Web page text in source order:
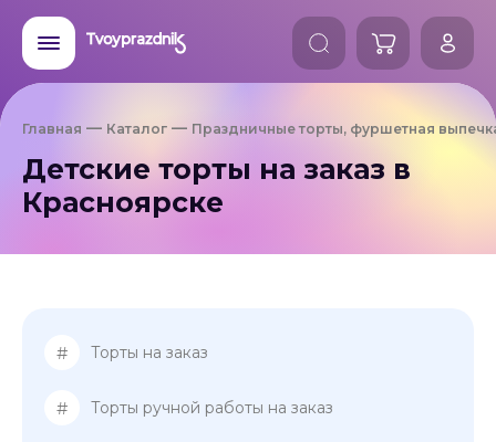
Главная Каталог Праздничные торты, фуршетная
Детские торты на заказ в
Красноярске
# Торты на заказ
# Торты ручной работы на заказ